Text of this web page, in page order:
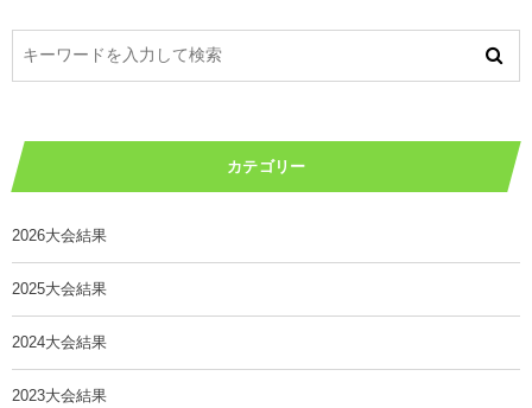
カテゴリー
2026大会結果
2025大会結果
2024大会結果
2023大会結果